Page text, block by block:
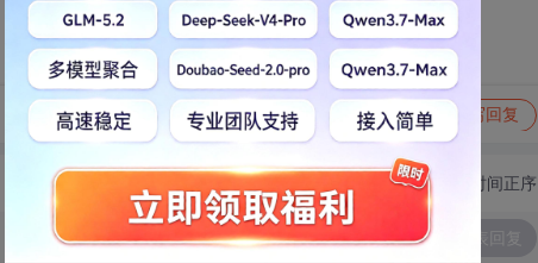
转发到动态 举报 写回复
切换为时间正序